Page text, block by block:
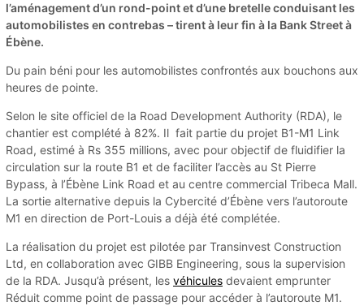
l’aménagement d’un rond-point et d’une bretelle conduisant les
automobilistes en contrebas – tirent à leur fin à la Bank Street à
Ébène.
Du pain béni pour les automobilistes confrontés aux bouchons aux
heures de pointe.
Selon le site officiel de la Road Development Authority (RDA), le
chantier est complété à 82%. Il fait partie du projet B1-M1 Link
Road, estimé à Rs 355 millions, avec pour objectif de fluidifier la
circulation sur la route B1 et de faciliter l’accès au St Pierre
Bypass, à l’Ébène Link Road et au centre commercial Tribeca Mall.
La sortie alternative depuis la Cybercité d’Ébène vers l’autoroute
M1 en direction de Port-Louis a déjà été complétée.
La réalisation du projet est pilotée par Transinvest Construction
Ltd, en collaboration avec GIBB Engineering, sous la supervision
de la RDA. Jusqu’à présent, les véhicules devaient emprunter
Réduit comme point de passage pour accéder à l’autoroute M1.